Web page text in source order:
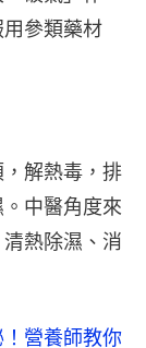
參類藥材
，解熱毒，排
中醫角度來
熱除濕、消
營養師教你